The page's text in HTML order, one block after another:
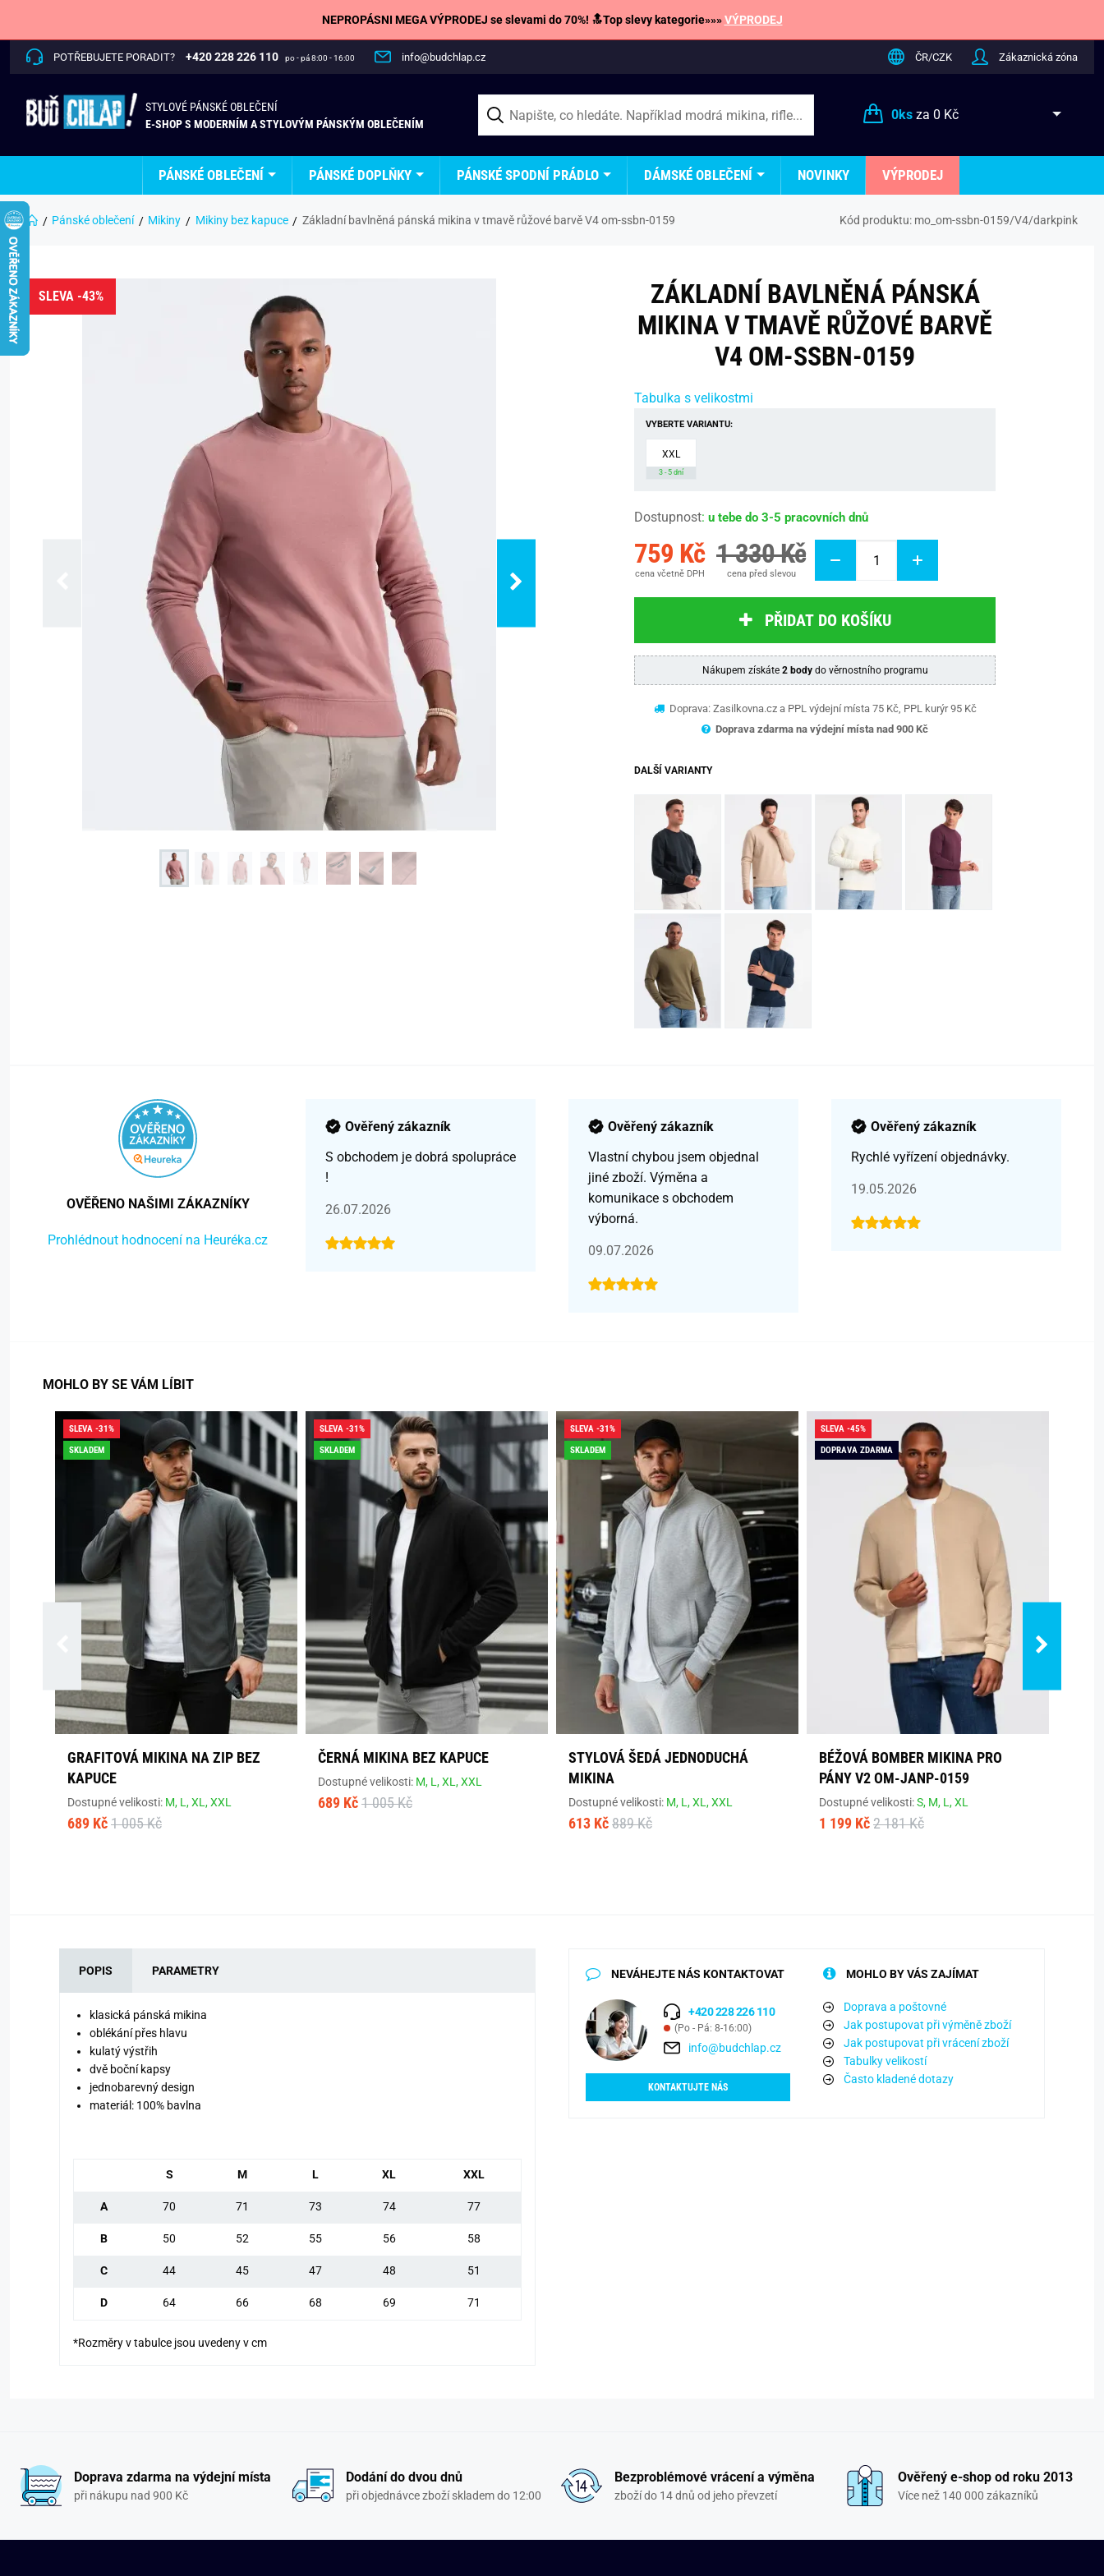
NEPROPÁSNI MEGA VÝPRODEJ se slevami do 70%! 🔝Top slevy kategorie»»»VÝPRODEJ
POTŘEBUJETE PORADIT? +420 228 226 110 po - pá 8:00 - 16:00 info@budchlap.cz ČR/CZK Zákaznická zóna
STYLOVÉ PÁNSKÉ OBLEČENÍ
E-SHOP S MODERNÍM A STYLOVÝM PÁNSKÝM OBLEČENÍM
0ksza 0 Kč
PÁNSKÉ OBLEČENÍ PÁNSKÉ DOPLŇKY PÁNSKÉ SPODNÍ PRÁDLO DÁMSKÉ OBLEČENÍ NOVINKY VÝPRODEJ
Pánské oblečení Mikiny Mikiny bez kapuce Základní bavlněná pánská mikina v tmavě růžové barvě V4 om-ssbn-0159 Kód produktu: mo_om-ssbn-0159/V4/darkpink
SLEVA -43%
ZÁKLADNÍ BAVLNĚNÁ PÁNSKÁ
MIKINA V TMAVĚ RŮŽOVÉ BARVĚ
V4 OM-SSBN-0159
Tabulka s velikostmi
VYBERTE VARIANTU:
XXL
3 - 5 dní
Dostupnost: u tebe do 3-5 pracovních dnů
759 Kč
cena včetně DPH
1 330 Kč
cena před slevou
PŘIDAT DO KOŠÍKU
Nákupem získáte 2 bodydo věrnostního programu
Doprava: Zasilkovna.cz a PPL výdejní místa 75 Kč, PPL kurýr 95 Kč
Doprava zdarma na výdejní místa nad 900 Kč
DALŠÍ VARIANTY
OVĚŘENO NAŠIMI ZÁKAZNÍKY
Prohlédnout hodnocení na Heuréka.cz
Ověřený zákazník
S obchodem je dobrá spolupráce
!
26.07.2026
Ověřený zákazník
Vlastní chybou jsem objednal
jiné zboží. Výměna a
komunikace s obchodem
výborná.
09.07.2026
Ověřený zákazník
Rychlé vyřízení objednávky.
19.05.2026
MOHLO BY SE VÁM LÍBIT
SLEVA -31%
SKLADEM
GRAFITOVÁ MIKINA NA ZIP BEZ
KAPUCE
Dostupné velikosti: M, L,XL,XXL
689 Kč 1 005 Kč
SLEVA -31%
SKLADEM
ČERNÁ MIKINA BEZ KAPUCE
Dostupné velikosti: M, L,XL,XXL
689 Kč 1 005 Kč
SLEVA -31%
SKLADEM
STYLOVÁ ŠEDÁ JEDNODUCHÁ
MIKINA
Dostupné velikosti: M, L,XL,XXL
613 Kč 889 Kč
SLEVA -45%
DOPRAVA ZDARMA
BÉŽOVÁ BOMBER MIKINA PRO
PÁNY V2 OM-JANP-0159
Dostupné velikosti:S, M, L,XL
1 199 Kč 2 181 Kč
POPIS PARAMETRY
klasická pánská mikina
oblékání přes hlavu
kulatý výstřih
dvě boční kapsy
jednobarevný design
materiál: 100% bavlna
S M L XL XXL
A 70 71 73 74 77
B 50 52 55 56 58
C 44 45 47 48 51
D 64 66 68 69 71
*Rozměry v tabulce jsou uvedeny v cm
NEVÁHEJTE NÁS KONTAKTOVAT
+420 228 226 110
(Po - Pá: 8-16:00)
info@budchlap.cz
KONTAKTUJTE NÁS
MOHLO BY VÁS ZAJÍMAT
Doprava a poštovné
Jak postupovat při výměně zboží
Jak postupovat při vrácení zboží
Tabulky velikostí
Často kladené dotazy
Doprava zdarma na výdejní místa
při nákupu nad 900 Kč
Dodání do dvou dnů
při objednávce zboží skladem do 12:00
Bezproblémové vrácení a výměna
zboží do 14 dnů od jeho převzetí
Ověřený e-shop od roku 2013
Více než 140 000 zákazníků